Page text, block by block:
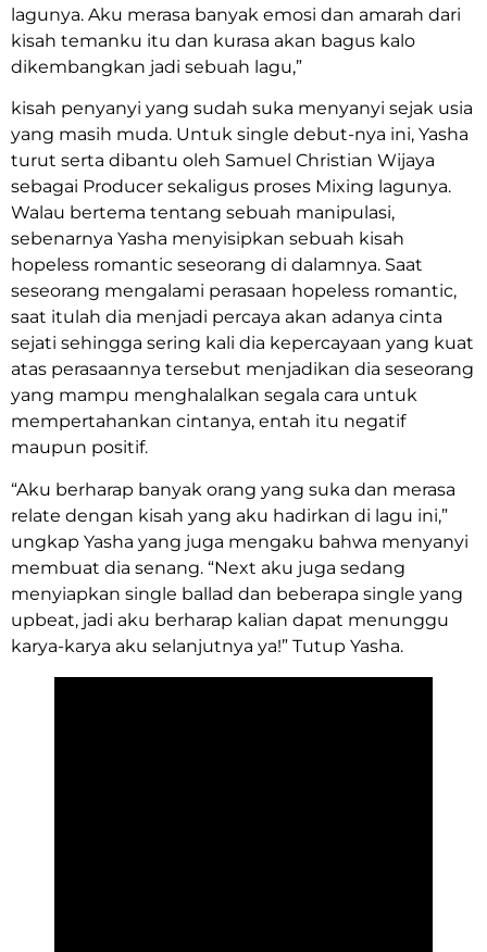
lagunya. Aku merasa banyak emosi dan amarah dari
kisah temanku itu dan kurasa akan bagus kalo
dikembangkan jadi sebuah lagu,”
kisah penyanyi yang sudah suka menyanyi sejak usia
yang masih muda. Untuk single debut-nya ini, Yasha
turut serta dibantu oleh Samuel Christian Wijaya
sebagai Producer sekaligus proses Mixing lagunya.
Walau bertema tentang sebuah manipulasi,
sebenarnya Yasha menyisipkan sebuah kisah
hopeless romantic seseorang di dalamnya. Saat
seseorang mengalami perasaan hopeless romantic,
saat itulah dia menjadi percaya akan adanya cinta
sejati sehingga sering kali dia kepercayaan yang kuat
atas perasaannya tersebut menjadikan dia seseorang
yang mampu menghalalkan segala cara untuk
mempertahankan cintanya, entah itu negatif
maupun positif.
“Aku berharap banyak orang yang suka dan merasa
relate dengan kisah yang aku hadirkan di lagu ini,”
ungkap Yasha yang juga mengaku bahwa menyanyi
membuat dia senang. “Next aku juga sedang
menyiapkan single ballad dan beberapa single yang
upbeat, jadi aku berharap kalian dapat menunggu
karya-karya aku selanjutnya ya!” Tutup Yasha.